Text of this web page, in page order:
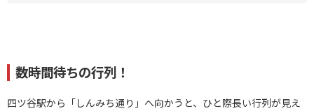
数時間待ちの行列！
四ツ谷駅から「しんみち通り」へ向かうと、ひと際長い行列が見え